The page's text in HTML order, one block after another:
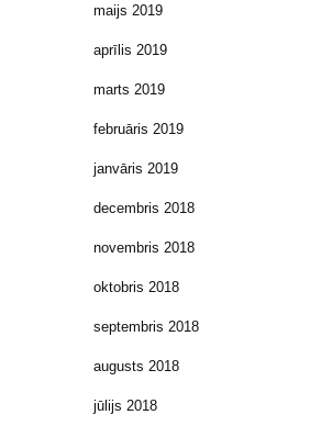
maijs 2019
aprīlis 2019
marts 2019
februāris 2019
janvāris 2019
decembris 2018
novembris 2018
oktobris 2018
septembris 2018
augusts 2018
jūlijs 2018